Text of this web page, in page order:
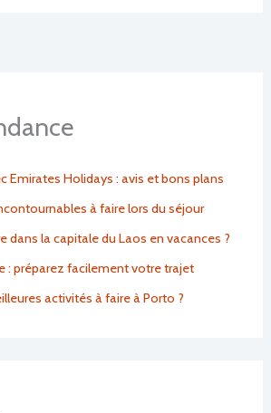
Emirates Holidays : avis et bons plans
à faire lors du séjour
dans la capitale du Laos en vacances ?
: préparez facilement votre trajet
activités à faire à Porto ?